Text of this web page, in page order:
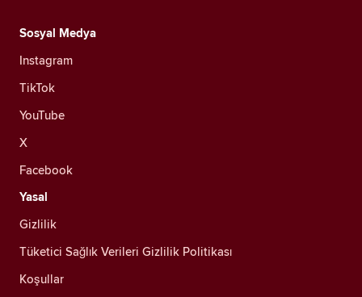
Sosyal Medya
Instagram
TikTok
YouTube
X
Facebook
Yasal
Gizlilik
Tüketici Sağlık Verileri Gizlilik Politikası
Koşullar